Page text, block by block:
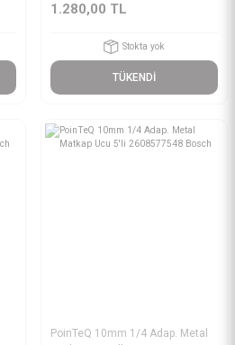
1.280,00 TL
Stokta yok
TÜKENDİ
PoinTeQ 10mm 1/4 Adap. Metal